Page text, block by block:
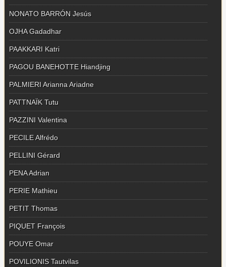
NONATO BARRÓN Jesús
OJHA Gadadhar
PAAKKARI Katri
PAGOU BANEHOTTE Hiandjing
PALMIERI Arianna Ariadne
PATTNAÏK Tutu
PAZZINI Valentina
PECILE Alfrédo
PELLINI Gérard
PENA Adrian
PERIE Mathieu
PETIT Thomas
PIQUET François
POUYE Omar
POVILIONIS Tautvilas